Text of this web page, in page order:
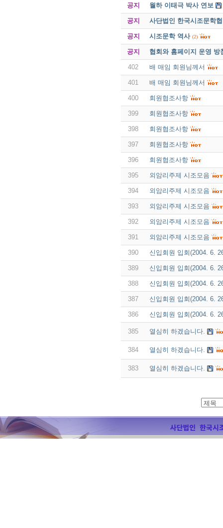
공지 월하 이태극 박사 연보
공지 사단법인 한국시조문학
공지 시조문학 역사 (2)
공지 협회와 홈페이지 운영 방
402 배 매임 회원님께서
401 배 매임 회원님께서
400 회원협조사항
399 회원협조사항
398 회원협조사항
397 회원협조사항
396 회원협조사항
395 외암리주제 시조모음
394 외암리주제 시조모음
393 외암리주제 시조모음
392 외암리주제 시조모음
391 외암리주제 시조모음
390 신입회원 입회(2004. 6.
389 신입회원 입회(2004. 6.
388 신입회원 입회(2004. 6.
387 신입회원 입회(2004. 6.
386 신입회원 입회(2004. 6.
385 열심히 하겠습니다.
384 열심히 하겠습니다.
383 열심히 하겠습니다.